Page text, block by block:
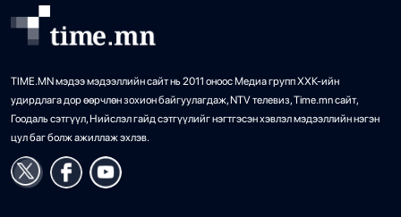
TIME.MN мэдээ мэдээллийн сайт нь 2011 оноос Медиа групп ХХК-ийн
удирдлага дор өөрчлөн зохион байгуулагдаж, NTV телевиз, Time.mn сайт,
Гоодаль сэтгүүл, Нийслэл гайд сэтгүүлийг нэгтгэсэн хэвлэл мэдээллийн нэгэн
цул баг болж ажиллаж эхлэв.